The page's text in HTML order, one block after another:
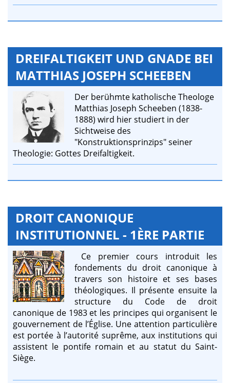
DREIFALTIGKEIT UND GNADE BEI
MATTHIAS JOSEPH SCHEEBEN
Der berühmte katholische Theologe
Matthias Joseph Scheeben (1838-
1888) wird hier studiert in der
Sichtweise des
"Konstruktionsprinzips" seiner
Theologie: Gottes Dreifaltigkeit.
DROIT CANONIQUE
INSTITUTIONNEL - 1ÈRE PARTIE
Ce premier cours introduit les
fondements du droit canonique à
travers son histoire et ses bases
théologiques. Il présente ensuite la
structure du Code de droit
canonique de 1983 et les principes qui organisent le
gouvernement de l’Église. Une attention particulière
est portée à l’autorité suprême, aux institutions qui
assistent le pontife romain et au statut du Saint-
Siège.